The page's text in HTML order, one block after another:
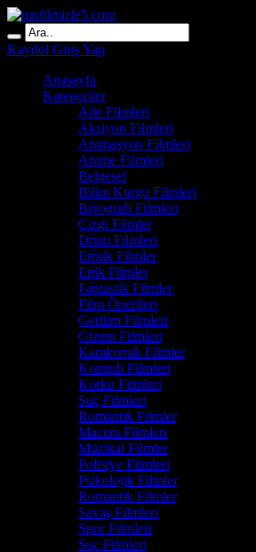
Kaydol Giriş Yap
Anasayfa
Kategoriler
Aile Filmleri
Aksiyon Filmleri
Animasyon Filmleri
Anime Filmleri
Belgesel
Bilim Kurgu Filmleri
Biyografi Filmleri
Çizgi Filmler
Dram Filmleri
Erotik Filmler
Epik Filmler
Fantastik Filmler
Film Önerileri
Gerilim Filmleri
Gizem Filmleri
Karakomik Filmler
Komedi Filmleri
Korku Filmleri
Suç Filmleri
Romantik Filmler
Macera Filmleri
Müzikal Filmler
Polisiye Filmleri
Psikolojik Filmler
Romantik Filmler
Savaş Filmleri
Spor Filmleri
Suç Filmleri